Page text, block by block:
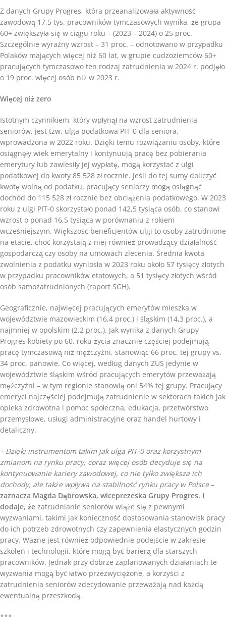
Z danych Grupy Progres, która przeanalizowała aktywność
zawodową 17,5 tys. pracowników tymczasowych wynika, że grupa
60+ zwiększyła się w ciągu roku – (2023 – 2024) o 25 proc.
Szczególnie wyraźny wzrost – 31 proc. – odnotowano w przypadku
Polaków mających więcej niż 60 lat, w grupie cudzoziemców 60+
pracujących tymczasowo ten rodzaj zatrudnienia w 2024 r. podjęło
o 19 proc. więcej osób niż w 2023 r.
Więcej niż zero
Istotnym czynnikiem, który wpłynął na wzrost zatrudnienia
seniorów, jest tzw. ulga podatkowa PIT-0 dla seniora,
wprowadzona w 2022 roku. Dzięki temu rozwiązaniu osoby, które
osiągnęły wiek emerytalny i kontynuują pracę bez pobierania
emerytury lub zawiesiły jej wypłatę, mogą korzystać z ulgi
podatkowej do kwoty 85 528 zł rocznie. Jeśli do tej sumy doliczyć
kwotę wolną od podatku, pracujący seniorzy mogą osiągnąć
dochód do 115 528 zł rocznie bez obciążenia podatkowego. W 2023
roku z ulgi PIT-0 skorzystało ponad 142,5 tysiąca osób, co stanowi
wzrost o ponad 16,5 tysiąca w porównaniu z rokiem
wcześniejszym. Większość beneficjentów ulgi to osoby zatrudnione
na etacie, choć korzystają z niej również prowadzący działalność
gospodarczą czy osoby na umowach zlecenia. Średnia kwota
zwolnienia z podatku wyniosła w 2023 roku około 57 tysięcy złotych
w przypadku pracowników etatowych, a 51 tysięcy złotych wśród
osób samozatrudnionych (raport SGH).
Geograficznie, najwięcej pracujących emerytów mieszka w
województwie mazowieckim (16,4 proc.) i śląskim (14,3 proc.), a
najmniej w opolskim (2,2 proc.). Jak wynika z danych Grupy
Progres kobiety po 60. roku życia znacznie częściej podejmują
pracę tymczasową niż mężczyźni, stanowiąc 66 proc. tej grupy vs.
34 proc. panowie. Co więcej, według danych ZUS jedynie w
województwie śląskim wśród pracujących emerytów przeważają
mężczyźni – w tym regionie stanowią oni 54% tej grupy. Pracujący
emeryci najczęściej podejmują zatrudnienie w sektorach takich jak
opieka zdrowotna i pomoc społeczna, edukacja, przetwórstwo
przemysłowe, usługi administracyjne oraz handel hurtowy i
detaliczny.
– Dzięki instrumentom takim jak ulga PIT-0 oraz korzystnym
zmianom na rynku pracy, coraz więcej osób decyduje się na
kontynuowanie kariery zawodowej, co nie tylko zwiększa ich
dochody, ale także wpływa na stabilność rynku pracy w Polsce–
zaznacza Magda Dąbrowska, wiceprezeska Grupy Progres. I
dodaje, że zatrudnianie seniorów wiąże się z pewnymi
wyzwaniami, takimi jak konieczność dostosowania stanowisk pracy
do ich potrzeb zdrowotnych czy zapewnienia elastycznych godzin
pracy. Ważne jest również odpowiednie podejście w zakresie
szkoleń i technologii, które mogą być barierą dla starszych
pracowników. Jednak przy dobrze zaplanowanych działaniach te
wyzwania mogą być łatwo przezwyciężone, a korzyści z
zatrudnienia seniorów zdecydowanie przeważają nad każdą
ewentualną przeszkodą.
***